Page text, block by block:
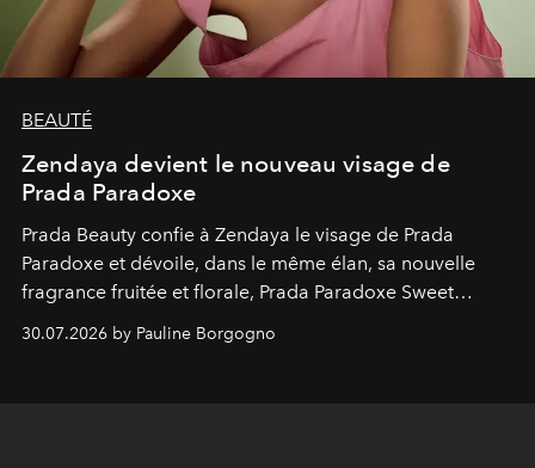
BEAUTÉ
Zendaya devient le nouveau visage de
Prada Paradoxe
Prada Beauty confie à Zendaya le visage de Prada
Paradoxe et dévoile, dans le même élan, sa nouvelle
fragrance fruitée et florale, Prada Paradoxe Sweet
Chemistry Eau de Parfum.
30.07.2026 by Pauline Borgogno